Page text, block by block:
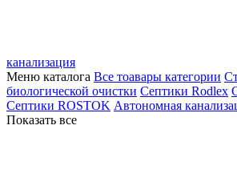
канализация
Меню каталога Все тоавары категории
биологической очистки Септики Rodlex
Септики ROSTOK Автономная
Показать все